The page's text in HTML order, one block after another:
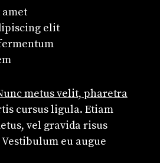
elit
metus velit, pharetra
cursus ligula. Etiam
vel gravida risus
eu augue